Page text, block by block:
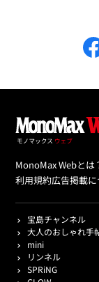
MonoMax Webとは
利用規約広告掲載
宝島チャンネル
大人のおしゃれ手
mini
リンネル
SPRiNG